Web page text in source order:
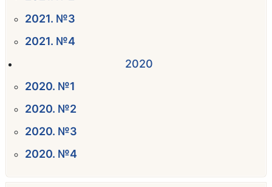
2021. №3
2021. №4
2020
2020. №1
2020. №2
2020. №3
2020. №4